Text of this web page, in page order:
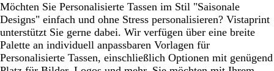
Möchten Sie Personalisierte Tassen im Stil "Saisonale
Designs" einfach und ohne Stress personalisieren? Vistaprint
unterstützt Sie gerne dabei. Wir verfügen über eine breite
Palette an individuell anpassbaren Vorlagen für
Personalisierte Tassen, einschließlich Optionen mit genügend